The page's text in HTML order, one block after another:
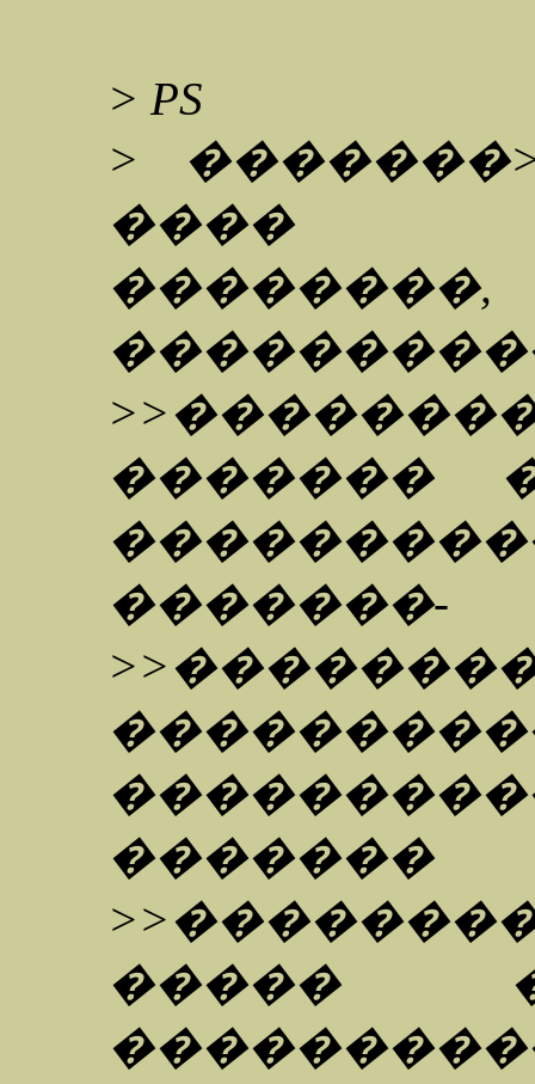
> PS
>
����
�������
�������-
�������
�����